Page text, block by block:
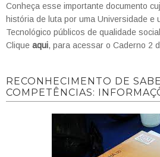
Conheça esse importante documento
história de luta por uma Universidade e
Tecnológico públicos de qualidade
Clique aqui, para acessar o Caderno 2
RECONHECIMENTO DE
COMPETÊNCIAS: